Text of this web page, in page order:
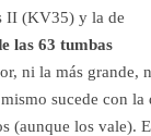
II (KV35) y la de
las 63 tumbas
ni la más grande,
sucede con la
(aunque los vale).